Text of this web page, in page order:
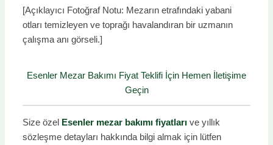
[Açıklayıcı Fotoğraf Notu: Mezarın etrafındaki yabani
otları temizleyen ve toprağı havalandıran bir uzmanın
çalışma anı görseli.]
Esenler Mezar Bakımı Fiyat Teklifi İçin Hemen İletişime
Geçin
Size özel Esenler mezar bakımı fiyatları ve yıllık
sözleşme detayları hakkında bilgi almak için lütfen